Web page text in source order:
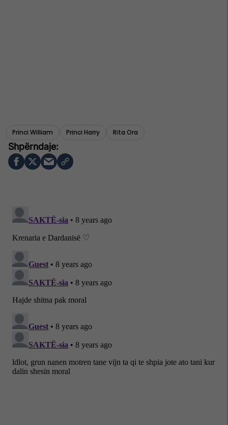
Princi William Princi Harry Rita Ora